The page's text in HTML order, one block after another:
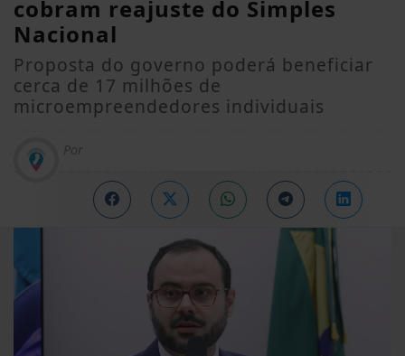
cobram reajuste do Simples
Nacional
Proposta do governo poderá beneficiar
cerca de 17 milhões de
microempreendedores individuais
Por